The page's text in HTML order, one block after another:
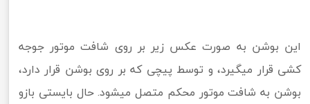
این بوشن به صورت عکس زیر بر روی شافت موتور جوجه
کشی قرار میگیرد، و توسط پیچی که بر روی بوشن قرار دارد،
بوشن به شافت موتور محکم متصل میشود. حال بایستی بازو